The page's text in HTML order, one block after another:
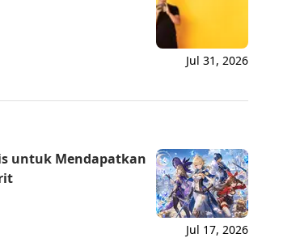
Jul 31, 2026
untuk Mendapatkan
Jul 17, 2026